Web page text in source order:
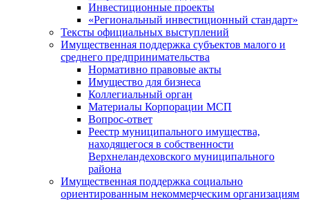
Инвестиционные проекты
«Региональный инвестиционный стандарт»
Тексты официальных выступлений
Имущественная поддержка субъектов малого и
среднего предпринимательства
Нормативно правовые акты
Имущество для бизнеса
Коллегиальный орган
Материалы Корпорации МСП
Вопрос-ответ
Реестр муниципального имущества,
находящегося в собственности
Верхнеландеховского муниципального
района
Имущественная поддержка социально
ориентированным некоммерческим организациям